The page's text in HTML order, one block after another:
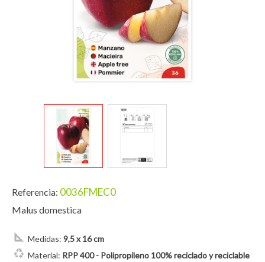
Referencia: 0036FMEC0
Malus domestica
Medidas: 9,5 x 16 cm
Material: RPP 400 - Polipropileno 100% reciclado y reciclable